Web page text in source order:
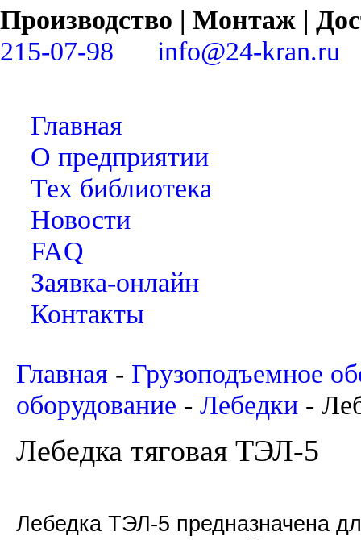
Производство | Монтаж |
215-07-98
info@24-kran.ru
Главная
О предприятии
Тех библиотека
Новости
FAQ
Заявка-онлайн
Контакты
Главная - Грузоподъемное
оборудование - Лебедки -
Лебедка тяговая ТЭЛ-5
Лебедка ТЭЛ-5 предназначена